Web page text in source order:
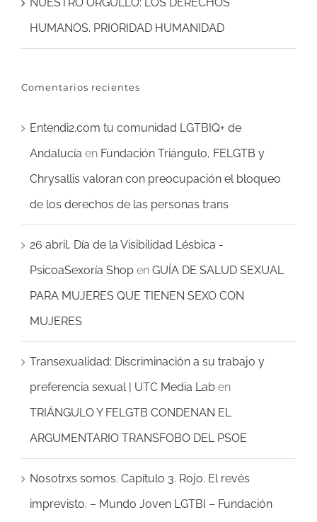
NUESTRO ORGULLO: LOS DERECHOS
HUMANOS. PRIORIDAD HUMANIDAD
Comentarios recientes
Entendi2.com tu comunidad LGTBIQ+ de
Andalucía en Fundación Triángulo, FELGTB y
Chrysallis valoran con preocupación el bloqueo
de los derechos de las personas trans
26 abril, Día de la Visibilidad Lésbica -
PsicoaSexoría Shop en GUÍA DE SALUD SEXUAL
PARA MUJERES QUE TIENEN SEXO CON
MUJERES
Transexualidad: Discriminación a su trabajo y
preferencia sexual | UTC Media Lab en
TRIÁNGULO Y FELGTB CONDENAN EL
ARGUMENTARIO TRANSFOBO DEL PSOE
Nosotrxs somos. Capítulo 3. Rojo. El revés
imprevisto. – Mundo Joven LGTBI – Fundación